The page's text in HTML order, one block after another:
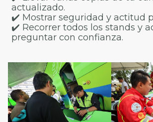
actualizado.
✔️ Mostrar seguridad y actitud
✔️ Recorrer todos los stands y
preguntar con confianza.